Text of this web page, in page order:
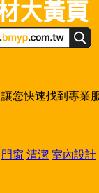
您快速找到專業服
門窗 清潔 室內設計